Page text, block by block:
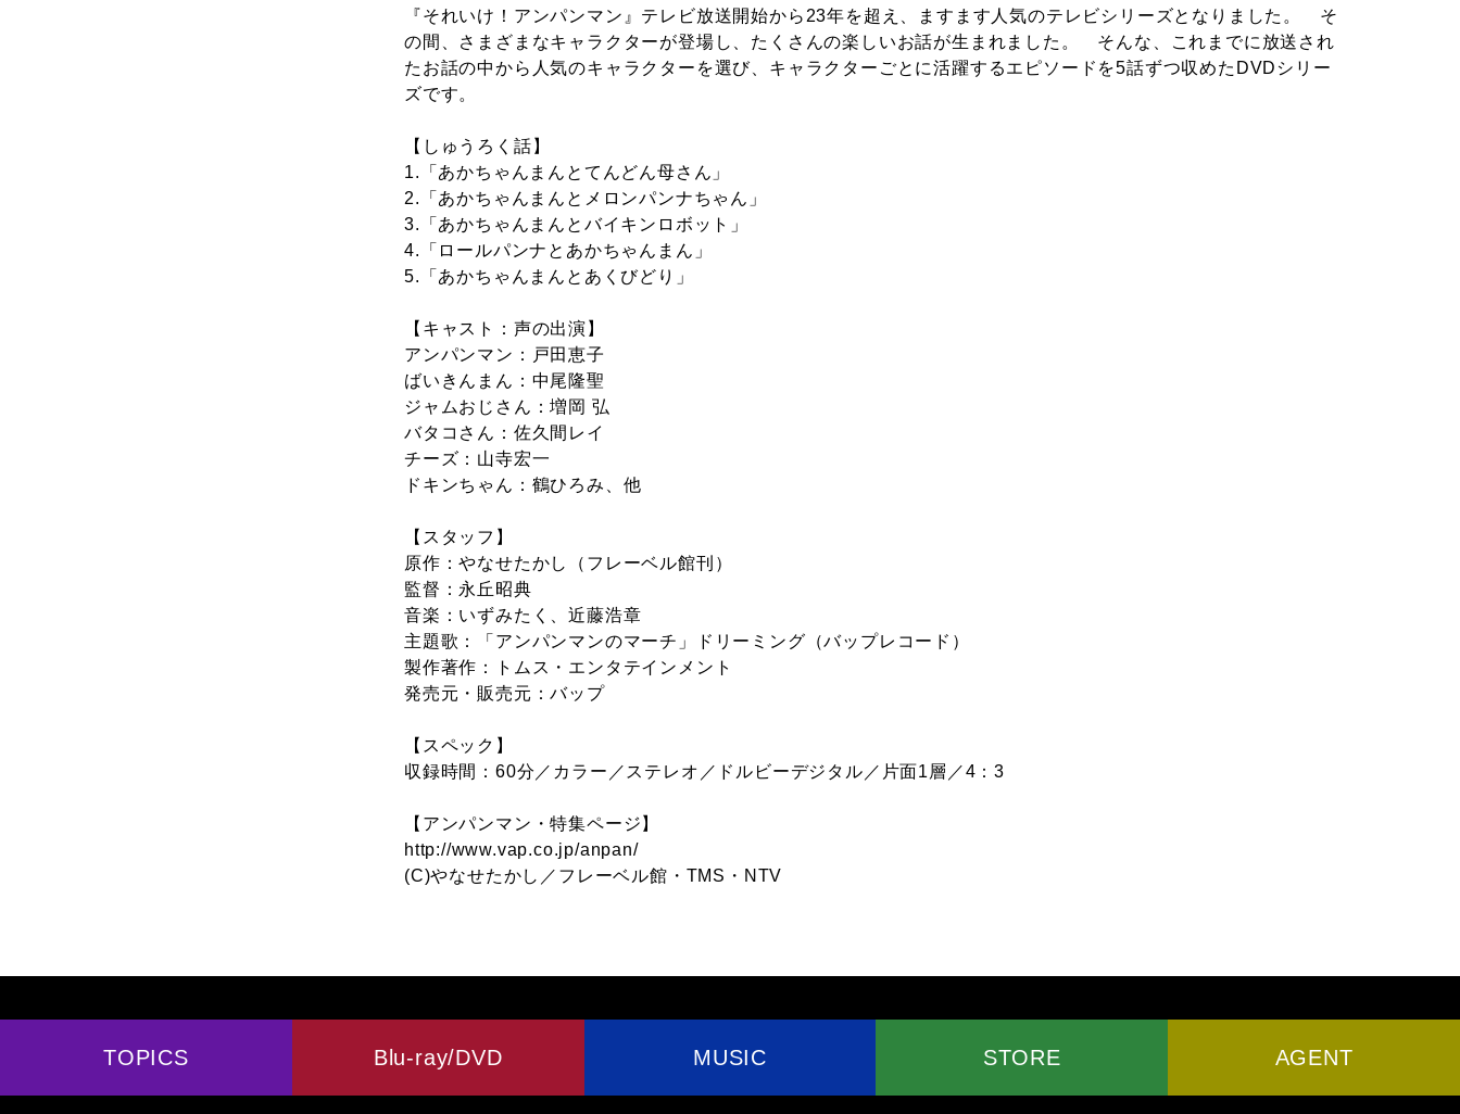
『それいけ！アンパンマン』テレビ放送開始から23年を超え、ますます人気のテレビシリーズとなりました。 そ
の間、さまざまなキャラクターが登場し、たくさんの楽しいお話が生まれました。 そんな、これまでに放送され
たお話の中から人気のキャラクターを選び、キャラクターごとに活躍するエピソードを5話ずつ収めたDVDシリー
ズです。
【しゅうろく話】
1.「あかちゃんまんとてんどん母さん」
2.「あかちゃんまんとメロンパンナちゃん」
3.「あかちゃんまんとバイキンロボット」
4.「ロールパンナとあかちゃんまん」
5.「あかちゃんまんとあくびどり」
【キャスト：声の出演】
アンパンマン：戸田恵子
ばいきんまん：中尾隆聖
ジャムおじさん：増岡 弘
バタコさん：佐久間レイ
チーズ：山寺宏一
ドキンちゃん：鶴ひろみ、他
【スタッフ】
原作：やなせたかし（フレーベル館刊）
監督：永丘昭典
音楽：いずみたく、近藤浩章
主題歌：「アンパンマンのマーチ」ドリーミング（バップレコード）
製作著作：トムス・エンタテインメント
発売元・販売元：バップ
【スペック】
収録時間：60分／カラー／ステレオ／ドルビーデジタル／片面1層／4：3
【アンパンマン・特集ページ】
http://www.vap.co.jp/anpan/
(C)やなせたかし／フレーベル館・TMS・NTV
TOPICS Blu-ray/DVD MUSIC STORE AGENT